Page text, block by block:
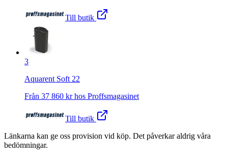
Till butik
3
Aquarent Soft 22
Från 37 860 kr hos Proffsmagasinet
Till butik
Länkarna kan ge oss provision vid köp. Det påverkar aldrig våra
bedömningar.